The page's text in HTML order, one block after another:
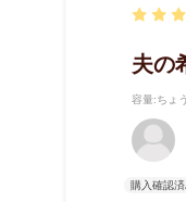
夫の
容量:ちょ